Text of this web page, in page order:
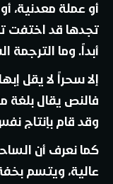
أو عملة معدنية،
تجدها قد اختفت
أبداً. وما الترجمة
إلا سحراً لا يقل
فالنص يقال بلغة
وقد قام بإنتاج
كما نعرف أن
عالية، ويتسم بخفة